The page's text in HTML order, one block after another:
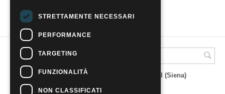
A.M.Phil di Andrea Mulinacci
P.za V. Emanuele 23 - 53019 VAGLIAGLI (Siena)
CCIAA di Siena REA SI 93025
STRETTAMENTE NECESSARI
PERFORMANCE
TARGETING
FUNZIONALITÀ
NON CLASSIFICATI